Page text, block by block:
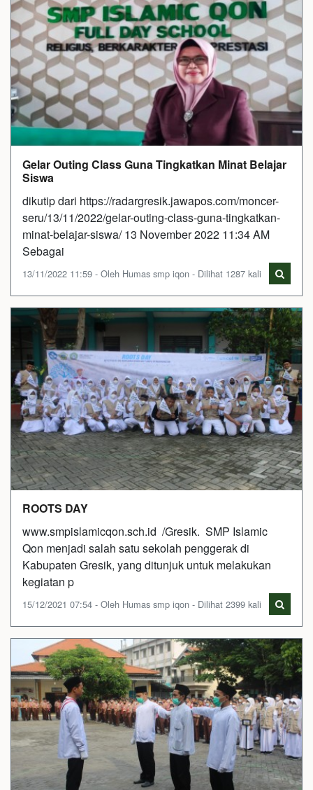
Gelar Outing Class Guna Tingkatkan Minat Belajar
Siswa
dikutip dari https://radargresik.jawapos.com/moncer-
seru/13/11/2022/gelar-outing-class-guna-tingkatkan-
minat-belajar-siswa/ 13 November 2022 11:34 AM
Sebagai
13/11/2022 11:59 - Oleh Humas smp iqon - Dilihat 1287 kali
ROOTS DAY
www.smpislamicqon.sch.id /Gresik. SMP Islamic
Qon menjadi salah satu sekolah penggerak di
Kabupaten Gresik, yang ditunjuk untuk melakukan
kegiatan p
15/12/2021 07:54 - Oleh Humas smp iqon - Dilihat 2399 kali